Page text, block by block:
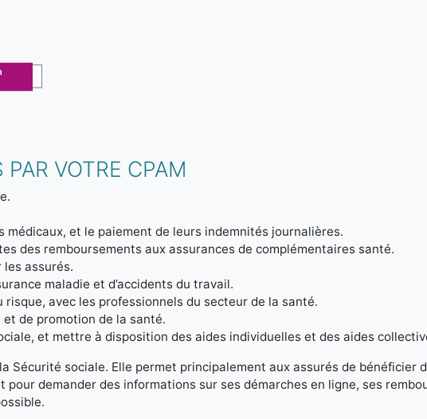
VOTRE CPAM
et le paiement de leurs indemnités journalières.
des remboursements aux assurances de complémentaires santé.
assurés.
maladie et d’accidents du travail.
risque, avec les professionnels du secteur de la santé.
de promotion de la santé.
et mettre à disposition des aides individuelles et des aides
Sécurité sociale. Elle permet principalement aux assurés de bénéficier
pour demander des informations sur ses démarches en ligne, ses